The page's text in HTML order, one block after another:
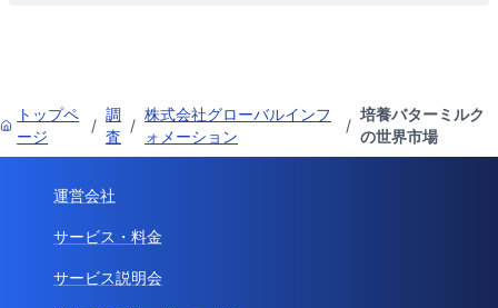
トップペ
ージ
/
調
査
/
株式会社グローバルインフ
ォメーション
/
培養バターミルク
の世界市場
運営会社
サービス・料金
サービス説明会